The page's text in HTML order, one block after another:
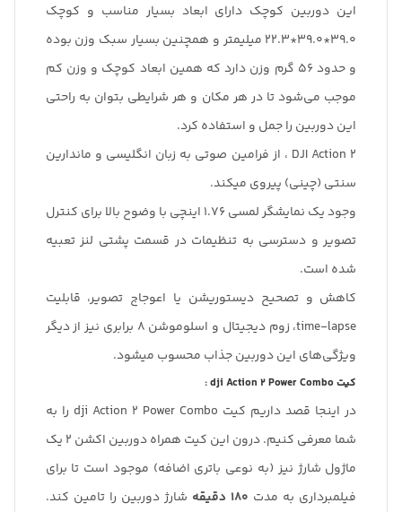
این دوربین کوچک دارای ابعاد بسیار مناسب و کوچک
39.0*39.0*22.3 میلیمتر و همچنین بسیار سبک وزن بوده
و حدود 56 گرم وزن دارد که همین ابعاد کوچک و وزن کم
موجب می‌شود تا در هر مکان و هر شرایطی بتوان به راحتی
این دوربین را جمل و استفاده کرد.
DJI Action 2 ، از فرامین صوتی به زبان انگلیسی و ماندارین
سنتی (چینی) پیروی میکند.
وجود یک نمایشگر لمسی 1.76 اینچی با وضوح بالا برای کنترل
تصویر و دسترسی به تنظیمات در قسمت پشتی لنز تعبیه
شده است.
کاهش و تصحیح دیستوریشن یا اعوجاج تصویر، قابلیت
time-lapse، زوم دیجیتال و اسلوموشن 8 برابری نیز از دیگر
ویژگی‌های این دوربین جذاب محسوب میشود.
کیت dji Action 2 Power Combo :
در اینجا قصد داریم کیت dji Action 2 Power Combo را به
شما معرفی کنیم. درون این کیت همراه دوربین اکشن 2 یک
ماژول شارژ نیز (به نوعی باتری اضافه) موجود است تا برای
فیلمبرداری به مدت 180 دقیقه
شارژ دوربین را تامین کند.